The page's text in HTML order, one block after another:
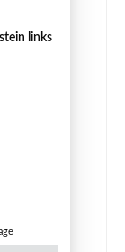
links